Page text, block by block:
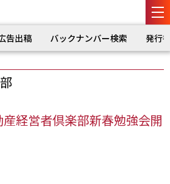
告出稿 バックナンバー検索 発行
経営者倶楽部新春勉強会開